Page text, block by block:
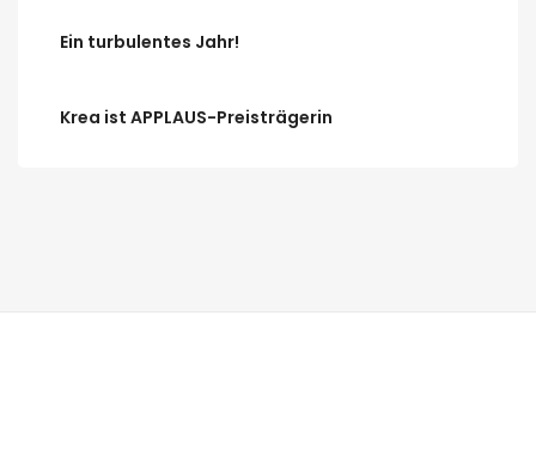
Ein turbulentes Jahr!
Krea ist APPLAUS-Preisträgerin